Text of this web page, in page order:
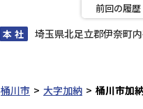
本 社 埼玉県北足立郡伊奈町
前回の履歴
桶川市 大字加納 桶川市加